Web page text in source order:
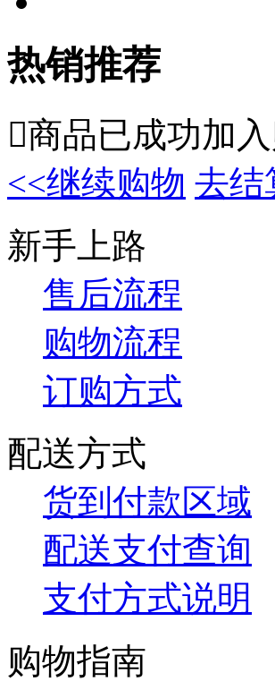
热销推荐
商品已成功加
<<继续购物 去结
新手上路
售后流程
购物流程
订购方式
配送方式
货到付款区域
配送支付查询
支付方式说明
购物指南